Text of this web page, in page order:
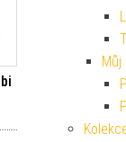
byla: 549 Kč.
cena je: 494
Můj